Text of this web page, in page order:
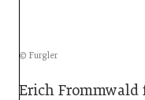
© Furgler
Erich Frommwald